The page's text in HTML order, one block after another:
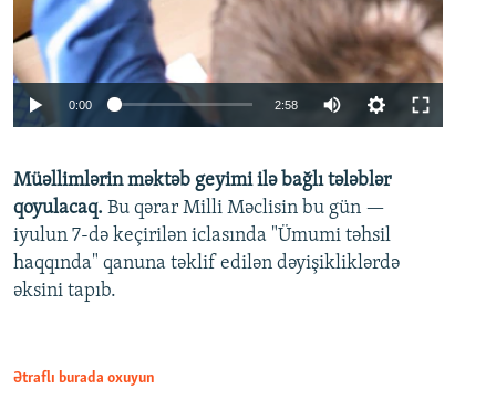
0:00 2:58
360p
480p
720p
Müəllimlərin məktəb geyimi ilə bağlı tələblər
qoyulacaq. Bu qərar Milli Məclisin bu gün —
iyulun 7-də keçirilən iclasında "Ümumi təhsil
haqqında" qanuna təklif edilən dəyişikliklərdə
əksini tapıb.
Ətraflı burada oxuyun